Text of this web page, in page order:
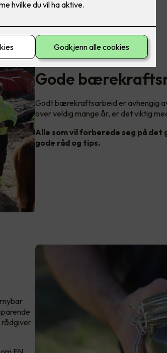
Gode
Godt bærekraftsarbeid er avhengig
over veldig mange år, er det viktig
Alle som vil forberede seg på
gode råd og tips.
rådgiver